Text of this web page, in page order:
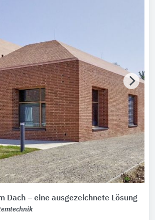
Dach – eine ausgezeichnete Lösung